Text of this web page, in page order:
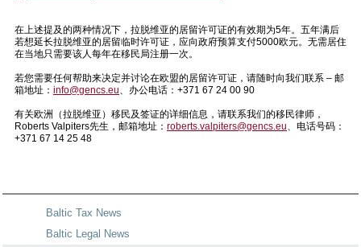
在上述提及的两种情况下，拉脱维亚的居留许可证的有效期为5年。五年满后
若想延长拉脱维亚的居留临时许可证，应向政府预算支付5000欧元。无需居住
在当地只需要该人每年在移民局注册一次。
若您需要任何帮助来决定并讨论在欧盟的居留许可证，请随时向我们联系 – 邮
箱地址： info@gencs.eu 、办公电话：+371 67 24 00 90
有关欧洲（拉脱维亚）移民及签证的详细信息，请联系我们的移民律师，
Roberts Valpiters先生，邮箱地址： roberts.valpiters@gencs.eu 、电话号码：
+371 67 14 25 48
Baltic Tax News
Baltic Legal News